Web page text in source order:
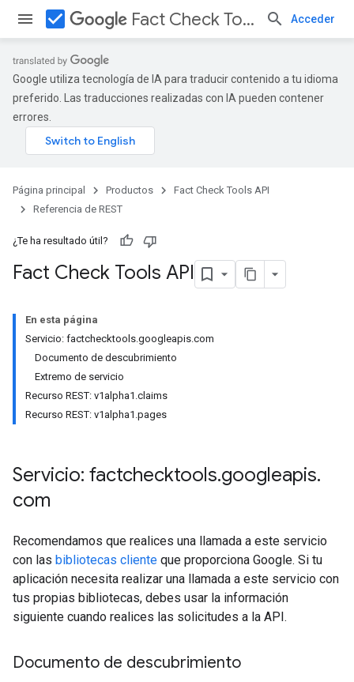
check_box Fact Check Tools API Acceder
Google utiliza tecnología de IA para traducir contenido a tu idioma
preferido. Las traducciones realizadas con IA pueden contener
errores.
Página principal Productos
Fact Check Tools API
Referencia de REST
¿Te ha resultado útil?
Fact Check Tools API
En esta página
Servicio: factchecktools.googleapis.com
Documento de descubrimiento
Extremo de servicio
Recurso REST: v1alpha1.claims
Recurso REST: v1alpha1.pages
Servicio: factchecktools.googleapis.
com
Recomendamos que realices una llamada a este servicio
con las bibliotecas cliente que proporciona Google. Si tu
aplicación necesita realizar una llamada a este servicio con
tus propias bibliotecas, debes usar la información
siguiente cuando realices las solicitudes a la API.
Documento de descubrimiento